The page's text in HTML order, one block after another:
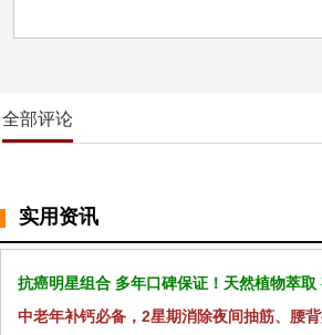
全部评论
实用资讯
抗癌明星组合 多年口碑保证！天然植物萃取
中老年补钙必备，2星期消除夜间抽筋、腰